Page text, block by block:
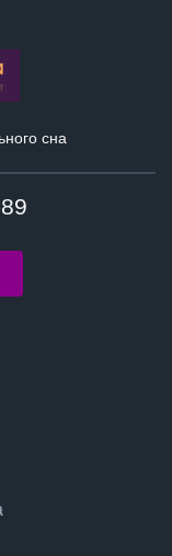
сна